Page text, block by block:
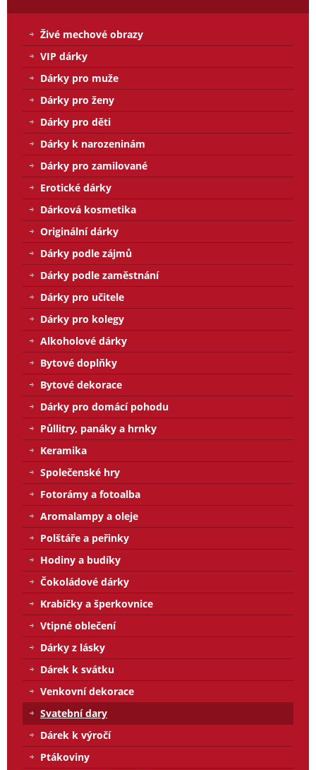
Živé mechové obrazy
VIP dárky
Dárky pro muže
Dárky pro ženy
Dárky pro děti
Dárky k narozeninám
Dárky pro zamilované
Erotické dárky
Dárková kosmetika
Originální dárky
Dárky podle zájmů
Dárky podle zaměstnání
Dárky pro učitele
Dárky pro kolegy
Alkoholové dárky
Bytové doplňky
Bytové dekorace
Dárky pro domácí pohodu
Půllitry, panáky a hrnky
Keramika
Společenské hry
Fotorámy a fotoalba
Aromalampy a oleje
Polštáře a peřinky
Hodiny a budíky
Čokoládové dárky
Krabičky a šperkovnice
Vtipné oblečení
Dárky z lásky
Dárek k svátku
Venkovní dekorace
Svatební dary
Dárek k výročí
Ptákoviny